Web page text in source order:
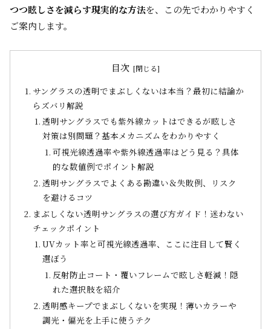
つつ眩しさを減らす現実的な方法を、この先でわかりやすく
ご案内します。
目次
サングラスの透明でまぶしくないは本当？最初に結論か
らズバリ解説
透明サングラスでも紫外線カットはできるが眩しさ
対策は別問題？基本メカニズムをわかりやすく
可視光線透過率や紫外線透過率はどう見る？具体
的な数値例でポイント解説
透明サングラスでよくある勘違い＆失敗例、リスク
を避けるコツ
まぶしくない透明サングラスの選び方ガイド！迷わない
チェックポイント
UVカット率と可視光線透過率、ここに注目して賢く
選ぼう
反射防止コート・覆いフレームで眩しさ軽減！隠
れた選択肢を紹介
透明感キープでまぶしくないを実現！薄いカラーや
調光・偏光を上手に使うテク